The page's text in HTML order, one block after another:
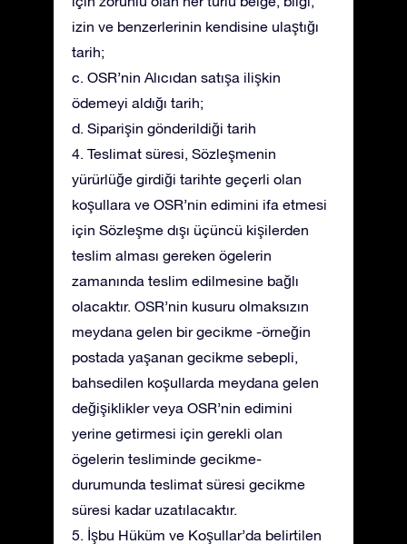
izin ve benzerlerinin kendisine ulaştığı
tarih;
c. OSR’nin Alıcıdan satışa ilişkin
ödemeyi aldığı tarih;
d. Siparişin gönderildiği tarih
4. Teslimat süresi, Sözleşmenin
yürürlüğe girdiği tarihte geçerli olan
koşullara ve OSR’nin edimini ifa etmesi
için Sözleşme dışı üçüncü kişilerden
teslim alması gereken ögelerin
zamanında teslim edilmesine bağlı
olacaktır. OSR’nin kusuru olmaksızın
meydana gelen bir gecikme -örneğin
postada yaşanan gecikme sebepli,
bahsedilen koşullarda meydana gelen
değişiklikler veya OSR’nin edimini
yerine getirmesi için gerekli olan
ögelerin tesliminde gecikme-
durumunda teslimat süresi gecikme
süresi kadar uzatılacaktır.
5. İşbu Hüküm ve Koşullar’da belirtilen